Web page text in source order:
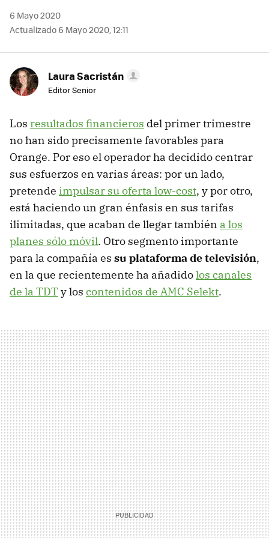
6 Mayo 2020
Actualizado 6 Mayo 2020, 12:11
Laura Sacristán
Editor Senior
Los resultados financieros del primer trimestre
no han sido precisamente favorables para
Orange. Por eso el operador ha decidido centrar
sus esfuerzos en varias áreas: por un lado,
pretende impulsar su oferta low-cost, y por otro,
está haciendo un gran énfasis en sus tarifas
ilimitadas, que acaban de llegar también a los
planes sólo móvil. Otro segmento importante
para la compañía es su plataforma de televisión,
en la que recientemente ha añadidolos canales
de la TDT y los contenidos de AMC Selekt.